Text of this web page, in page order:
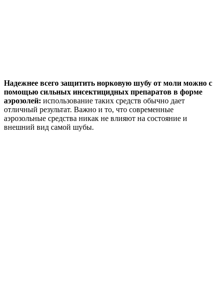
Надежнее всего защитить норковую шубу от моли можно с
помощью сильных инсектицидных препаратов в форме
аэрозолей: использование таких средств обычно дает
отличный результат. Важно и то, что современные
аэрозольные средства никак не влияют на состояние и
внешний вид самой шубы.